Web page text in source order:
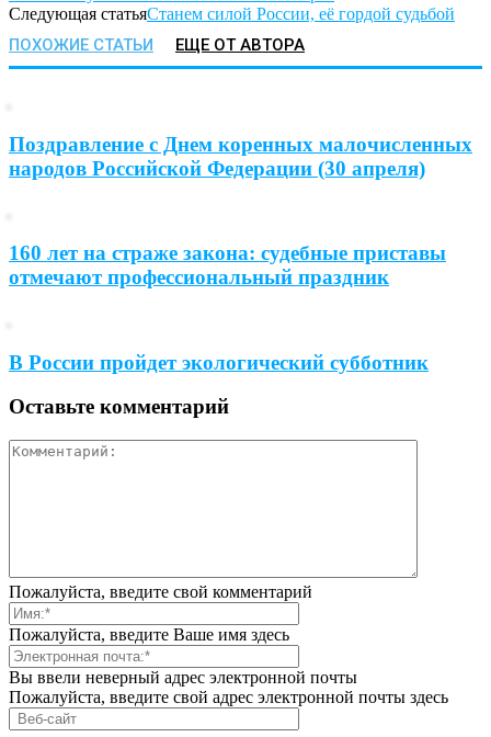
Следующая статьяСтанем силой России, её гордой судьбой
ПОХОЖИЕ СТАТЬИ ЕЩЕ ОТ АВТОРА
Поздравление с Днем коренных малочисленных
народов Российской Федерации (30 апреля)
160 лет на страже закона: судебные приставы
отмечают профессиональный праздник
В России пройдет экологический субботник
Оставьте комментарий
Пожалуйста, введите свой комментарий
Пожалуйста, введите Ваше имя здесь
Вы ввели неверный адрес электронной почты
Пожалуйста, введите свой адрес электронной почты здесь